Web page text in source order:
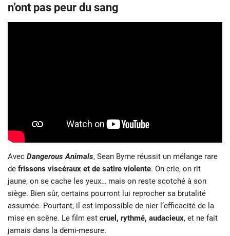
n’ont pas peur du sang
Avec Dangerous Animals, Sean Byrne réussit un mélange rare
de frissons viscéraux et de satire violente. On crie, on rit
jaune, on se cache les yeux… mais on reste scotché à son
siège. Bien sûr, certains pourront lui reprocher sa brutalité
assumée. Pourtant, il est impossible de nier l’efficacité de la
mise en scène. Le film est cruel, rythmé, audacieux, et ne fait
jamais dans la demi-mesure.